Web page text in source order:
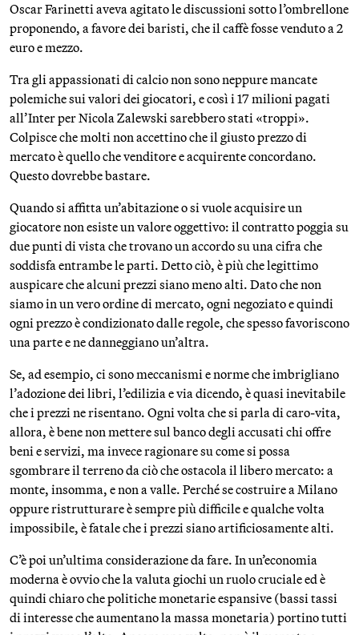
Oscar Farinetti aveva agitato le discussioni sotto l’ombrellone
proponendo, a favore dei baristi, che il caffè fosse venduto a 2
euro e mezzo.
Tra gli appassionati di calcio non sono neppure mancate
polemiche sui valori dei giocatori, e così i 17 milioni pagati
all’Inter per Nicola Zalewski sarebbero stati «troppi».
Colpisce che molti non accettino che il giusto prezzo di
mercato è quello che venditore e acquirente concordano.
Questo dovrebbe bastare.
Quando si affitta un’abitazione o si vuole acquisire un
giocatore non esiste un valore oggettivo: il contratto poggia su
due punti di vista che trovano un accordo su una cifra che
soddisfa entrambe le parti. Detto ciò, è più che legittimo
auspicare che alcuni prezzi siano meno alti. Dato che non
siamo in un vero ordine di mercato, ogni negoziato e quindi
ogni prezzo è condizionato dalle regole, che spesso favoriscono
una parte e ne danneggiano un’altra.
Se, ad esempio, ci sono meccanismi e norme che imbrigliano
l’adozione dei libri, l’edilizia e via dicendo, è quasi inevitabile
che i prezzi ne risentano. Ogni volta che si parla di caro-vita,
allora, è bene non mettere sul banco degli accusati chi offre
beni e servizi, ma invece ragionare su come si possa
sgombrare il terreno da ciò che ostacola il libero mercato: a
monte, insomma, e non a valle. Perché se costruire a Milano
oppure ristrutturare è sempre più difficile e qualche volta
impossibile, è fatale che i prezzi siano artificiosamente alti.
C’è poi un’ultima considerazione da fare. In un’economia
moderna è ovvio che la valuta giochi un ruolo cruciale ed è
quindi chiaro che politiche monetarie espansive (bassi tassi
di interesse che aumentano la massa monetaria) portino tutti